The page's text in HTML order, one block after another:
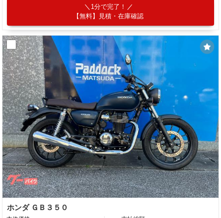
1分で完了！
【無料】見積・在庫確認
ホンダ ＧＢ３５０